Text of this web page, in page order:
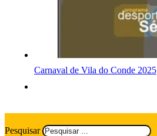
Carnaval de Vila do Conde 2025
Pesquisar